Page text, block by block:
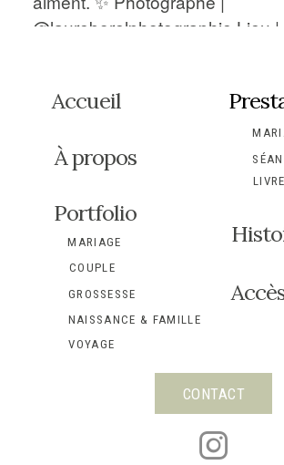
Portfolio
Accueil
MARIAGE
À propos
COUPLE
CONTACT
GROSSESSE
NAISSANCE & FAMILLE
VOYAGE